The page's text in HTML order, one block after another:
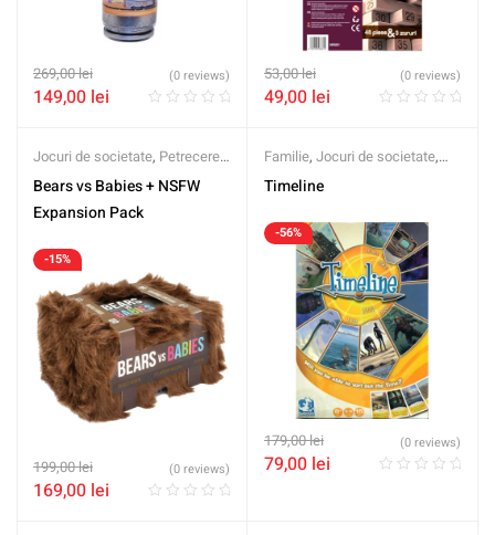
269,00lei
149,00 lei
(0 reviews) 53,00lei
49,00 lei
(0 reviews)
Jocuri de societate, Petrecere,
Second Hand
Bears vs Babies + NSFW
Expansion Pack
-15%
199,00lei
169,00 lei
(0 reviews)
Familie, Jocuri de societate,
Petrecere
Timeline
-56%
179,00lei
79,00 lei
(0 reviews)